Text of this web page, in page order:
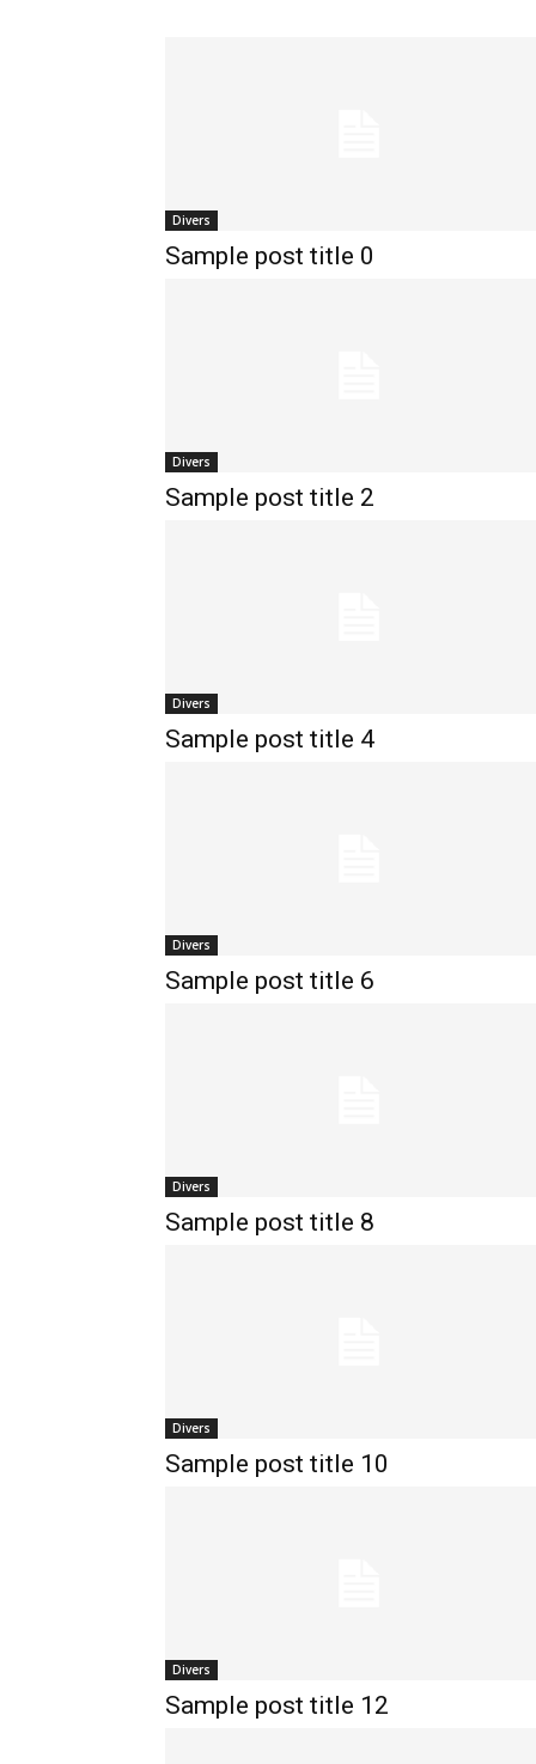
Divers
Sample post title 0
Divers
Sample post title 2
Divers
Sample post title 4
Divers
Sample post title 6
Divers
Sample post title 8
Divers
Sample post title 10
Divers
Sample post title 12